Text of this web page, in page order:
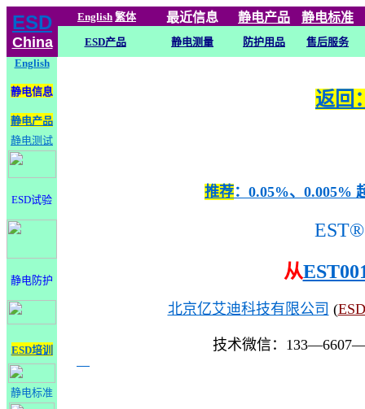
ESD
China
English 繁体 最近信息 静电产品 静电标准
ESD产品 静电测量 防护用品
售后服务
English
静电信息
静电产品
静电测试
ESD试验
静电防护
ESD培训
静电标准
返回
推荐：0.05%、0.005%
EST®
从
北京亿艾迪科技有限公司 (
技术微信：